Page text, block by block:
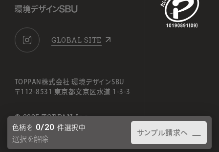
色柄を 0/20 件選択中
選択を解除
サンプル請求へ
GLOBAL SITE
TOPPAN株式会社 環境デザインSBU
〒112-8531 東京都文京区水道 1-3-3
© 2025 TOPPAN Inc.